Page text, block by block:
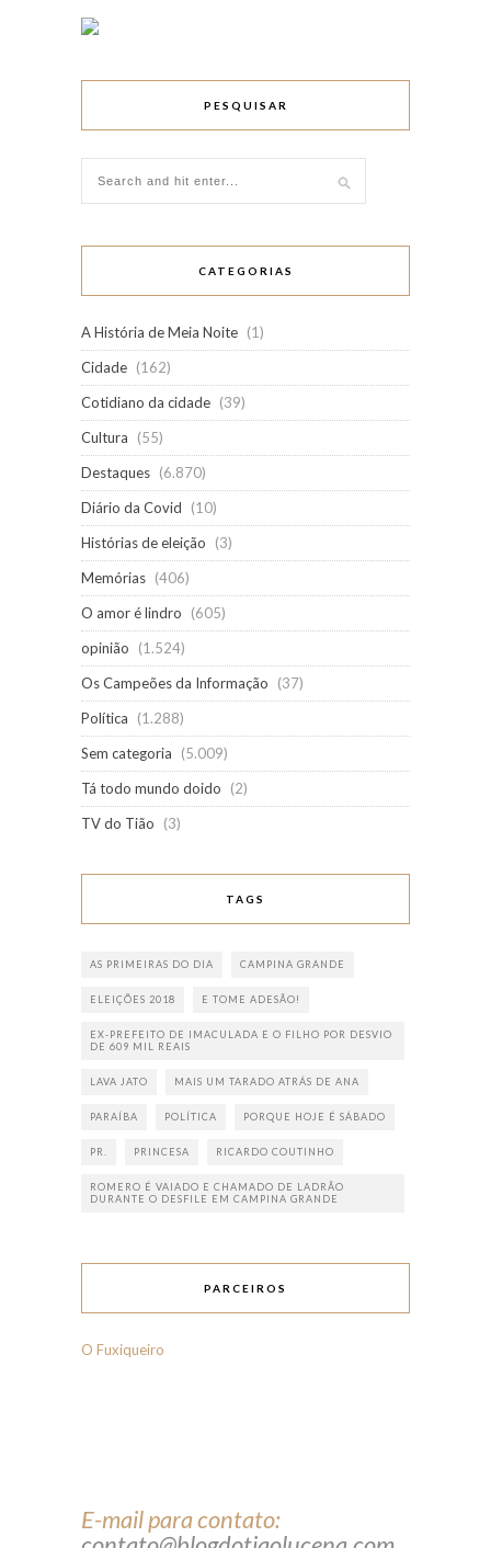
PESQUISAR
CATEGORIAS
A História de Meia Noite (1)
Cidade (162)
Cotidiano da cidade (39)
Cultura
(55)
Destaques (6.870)
Diário da Covid
(10)
Histórias de eleição
(3)
Memórias (406)
O amor é lindro
(605)
opinião
(1.524)
Os Campeões da Informação
(37)
Política
(1.288)
Sem categoria
(5.009)
Tá todo mundo doido
(2)
TV do Tião
(3)
TAGS
AS PRIMEIRAS DO DIA CAMPINA GRANDE
ELEIÇÕES 2018 E TOME ADESÃO!
EX-PREFEITO DE IMACULADA E O FILHO POR DESVIO
DE 609 MIL REAIS
LAVA JATO MAIS UM TARADO ATRÁS DE ANA
PARAÍBA POLÍTICA PORQUE HOJE É SÁBADO
PR. PRINCESA RICARDO COUTINHO
ROMERO É VAIADO E CHAMADO DE LADRÃO
DURANTE O DESFILE EM CAMPINA GRANDE
PARCEIROS
O Fuxiqueiro
E-mail para contato: